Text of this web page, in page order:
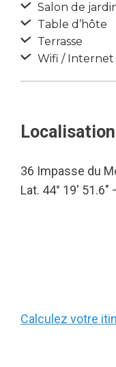
Salon de
Table d’hôte
Terrasse
Wifi / Internet
Localisation
36 Impasse du
Lat. 44° 19′ 51.6″
Calculez votre